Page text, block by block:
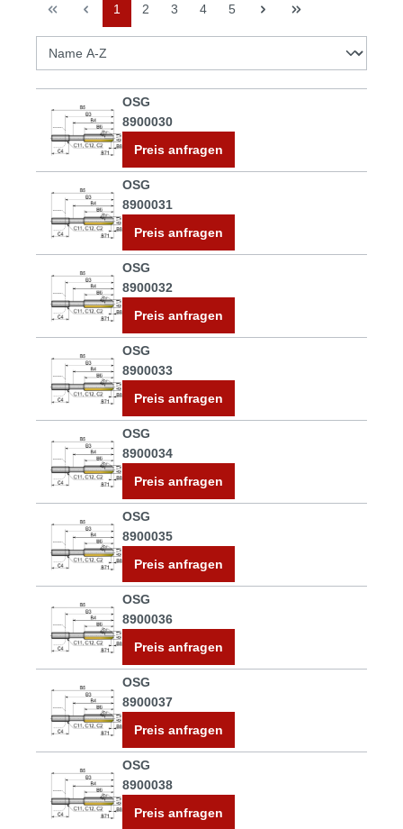
1 2 3 4 5
OSG
8900030
Preis anfragen
OSG
8900031
Preis anfragen
OSG
8900032
Preis anfragen
OSG
8900033
Preis anfragen
OSG
8900034
Preis anfragen
OSG
8900035
Preis anfragen
OSG
8900036
Preis anfragen
OSG
8900037
Preis anfragen
OSG
8900038
Preis anfragen